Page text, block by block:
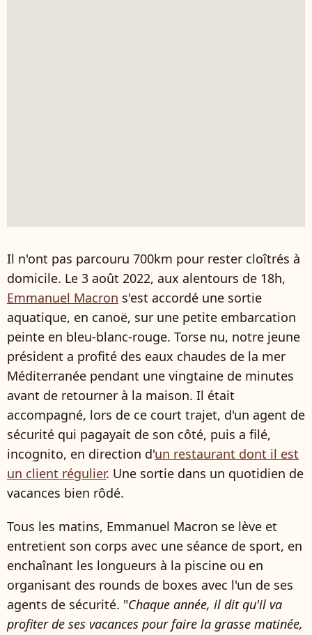
Il n'ont pas parcouru 700km pour rester cloîtrés à
domicile. Le 3 août 2022, aux alentours de 18h,
Emmanuel Macron s'est accordé une sortie
aquatique, en canoë, sur une petite embarcation
peinte en bleu-blanc-rouge. Torse nu, notre jeune
président a profité des eaux chaudes de la mer
Méditerranée pendant une vingtaine de minutes
avant de retourner à la maison. Il était
accompagné, lors de ce court trajet, d'un agent de
sécurité qui pagayait de son côté, puis a filé,
incognito, en direction d'un restaurant dont il est
un client régulier. Une sortie dans un quotidien de
vacances bien rôdé.
Tous les matins, Emmanuel Macron se lève et
entretient son corps avec une séance de sport, en
enchaînant les longueurs à la piscine ou en
organisant des rounds de boxes avec l'un de ses
agents de sécurité. "Chaque année, il dit qu'il va
profiter de ses vacances pour faire la grasse matinée,